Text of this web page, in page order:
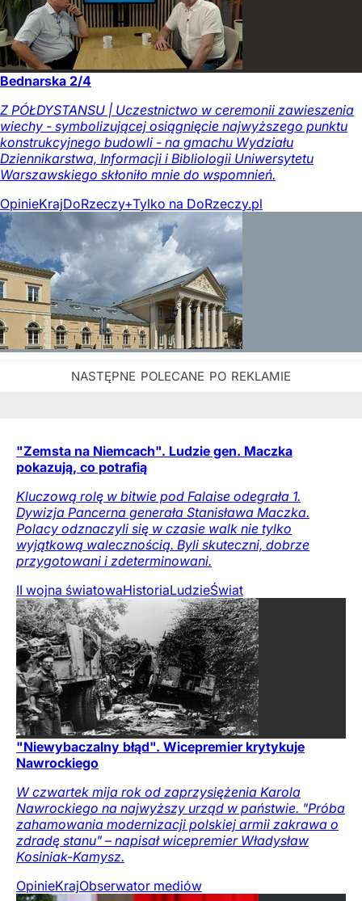
Bednarska 2/4
Z PÓŁDYSTANSU | Uczestnictwo w ceremonii zawieszenia
wiechy - symbolizującej osiągnięcie najwyższego punktu
konstrukcyjnego budowli - na gmachu Wydziału
Dziennikarstwa, Informacji i Bibliologii Uniwersytetu
Warszawskiego skłoniło mnie do wspomnień.
OpinieKrajDoRzeczy+Tylko na DoRzeczy.pl
"Zemsta na Niemcach". Ludzie gen. Maczka
pokazują, co potrafią
Kluczową rolę w bitwie pod Falaise odegrała 1.
Dywizja Pancerna generała Stanisława Maczka.
Polacy odznaczyli się w czasie walk nie tylko
wyjątkową walecznością. Byli skuteczni, dobrze
przygotowani i zdeterminowani.
II wojna światowaHistoriaLudzieŚwiat
"Niewybaczalny błąd". Wicepremier krytykuje
Nawrockiego
W czwartek mija rok od zaprzysiężenia Karola
Nawrockiego na najwyższy urząd w państwie. "Próba
zahamowania modernizacji polskiej armii zakrawa o
zdradę stanu" – napisał wicepremier Władysław
Kosiniak-Kamysz.
OpinieKrajObserwator mediów